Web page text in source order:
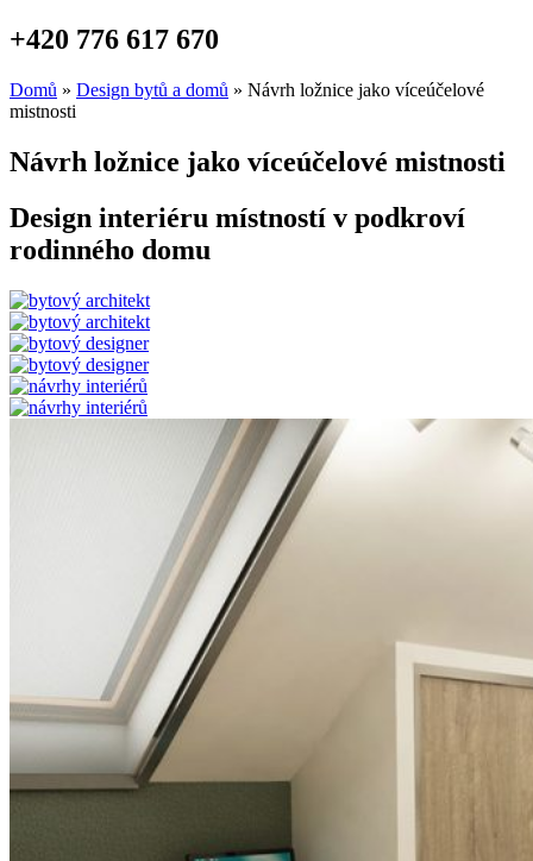
+420 776 617 670
Domů » Design bytů a domů » Návrh ložnice jako víceúčelové
mistnosti
Návrh ložnice jako víceúčelové mistnosti
Design interiéru místností v podkroví
rodinného domu